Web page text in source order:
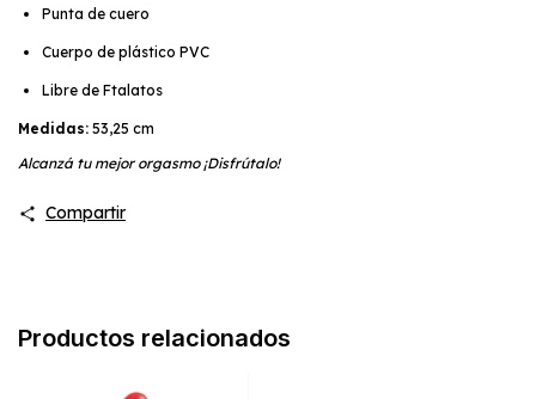
Punta de cuero
Cuerpo de plástico PVC
Libre de Ftalatos
Medidas: 53,25 cm
Alcanzá tu mejor orgasmo ¡Disfrútalo!
Compartir
Productos relacionados